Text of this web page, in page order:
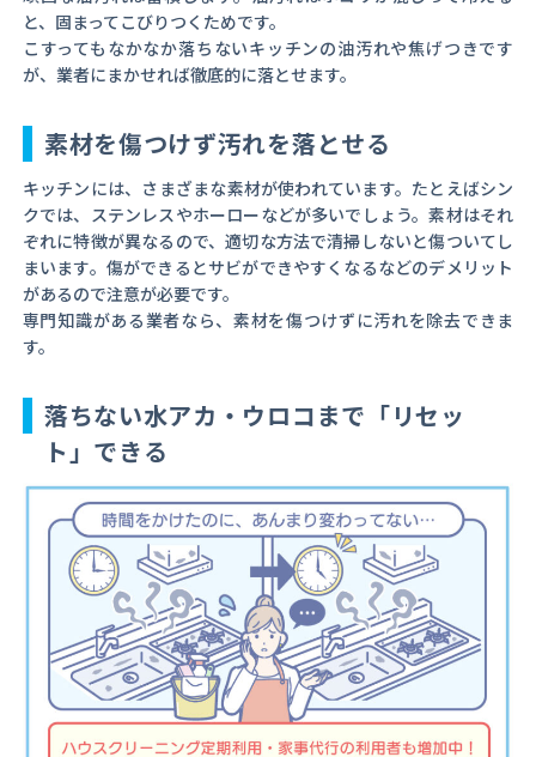
と、固まってこびりつくためです。
こすってもなかなか落ちないキッチンの油汚れや焦げつきです
が、業者にまかせれば徹底的に落とせます。
素材を傷つけず汚れを落とせる
キッチンには、さまざまな素材が使われています。たとえばシン
クでは、ステンレスやホーローなどが多いでしょう。素材はそれ
ぞれに特徴が異なるので、適切な方法で清掃しないと傷ついてし
まいます。傷ができるとサビができやすくなるなどのデメリット
があるので注意が必要です。
専門知識がある業者なら、素材を傷つけずに汚れを除去できま
す。
落ちない水アカ・ウロコまで「リセッ
ト」できる